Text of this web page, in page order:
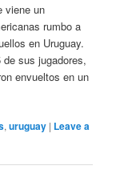
viene un
rumbo a
en Uruguay.
sus jugadores,
envueltos en un
,uruguay | Leave a